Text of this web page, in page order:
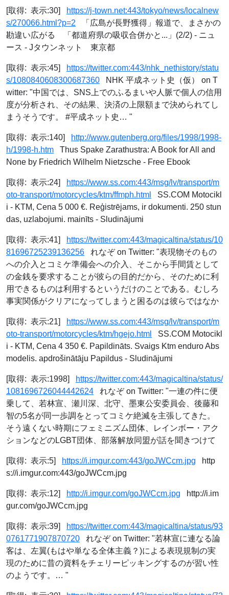
[取得: 表示:30]
https://j-town.net:443/tokyo/news/localnew
s/270066.html?p=2 「広島が長野獲得」報道で、まさかの
勘違い広がる 「都道府県の吸収合併かと...」(2/2) - ニュ
ース - Jタウンネット 東京都
[取得: 表示:45]
https://twitter.com:443/nhk_nethistory/statu
s/1080840608300687360 NHK 平成ネット史（仮） on T
witter: "中国では、SNS上でのふるまいや人脈で個人の信用
度が分析され、その結果、決済の上限額まで決められてし
まうそうです。 #平成ネット史… "
[取得: 表示:140]
http://www.gutenberg.org/files/1998/1998-
h/1998-h.htm Thus Spake Zarathustra: A Book for All and
None by Friedrich Wilhelm Nietzsche - Free Ebook
[取得: 表示:24]
https://www.ss.com:443/msg/lv/transport/m
oto-transport/motorcycles/ktm/ffmph.html
SS.COM Motocikl
i - KTM, Cena 5 000 €. Reģistrējams, ir dokumenti. 250 stun
das, uzlabojumi. mainīts - Sludinājumi
[取得: 表示:41]
https://twitter.com:443/magicaltina/status/10
81696725239136256 れなぞ on Twitter: "表現物そのもの
への介入とコミケ準備会への介入、そこから手間賃として
の金銭を要求することが彼らの目的だから、そのために利
用できるものは利用するというだけのことである。むしろ
事実関係がクリアになってしまうと困るのは彼らではなか
[取得: 表示:21]
https://www.ss.com:443/msg/lv/transport/m
oto-transport/motorcycles/ktm/hgejo.html
SS.COM Motocikl
i - KTM, Cena 4 350 €. Papildināts. Svaigs Ktm enduro Abs
modelis. apdrošinātāju Papildus - Sludinājumi
[取得: 表示:1998]
https://twitter.com:443/magicaltina/status/
1081696726044442624 れなぞ on Twitter: "一連の件に便
乗して、若林宣、瀬川深、北守、墨東公安委員会、後藤和
智の5名が同一歩調をとってコミケ絶滅を主張してきた。
そう遠くない時期にフェミニズム団体、レインボー・アク
ションなどのLGBT団体、部落解放同盟が話を聞きつけて
[取得: 表示:5] https://i.imgur.com:443/goJWCcm.jpg http
s://i.imgur.com:443/goJWCcm.jpg
[取得: 表示:12] http://i.imgur.com/goJWCcm.jpg http://i.im
gur.com/goJWCcm.jpg
[取得: 表示:39]
https://twitter.com:443/magicaltina/status/93
0761771907870720 れなぞ on Twitter: "若林宣に連なる論
客は、左翼(もはや単なる全体主義？)による表現規制の実
現のために昔の資料をチェリーピッキングするのが習い性
のようです。… "